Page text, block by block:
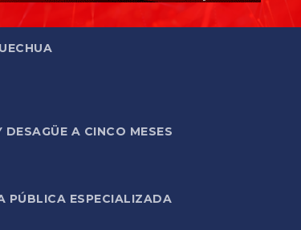
A CINCO MESES
PÚBLICA ESPECIALIZADA